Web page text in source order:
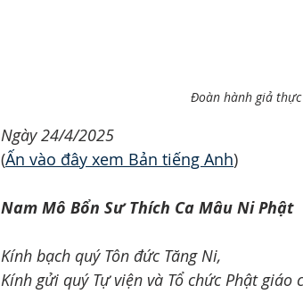
Đoàn hành giả
Ngày 24/4/2025
(Ấn vào đây xem Bản tiếng Anh)
Nam Mô Bổn Sư Thích Ca Mâu Ni Phật
Kính bạch quý Tôn đức Tăng Ni,
Kính gửi quý Tự viện và Tổ chức Phật giáo